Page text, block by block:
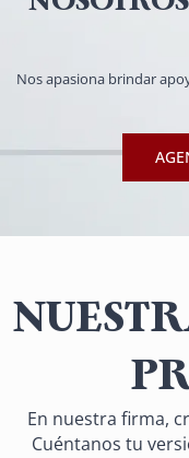
Nos apasiona brindar
En nuestra firma,
Cuéntanos tu